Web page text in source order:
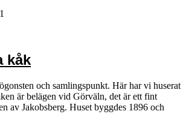
kåk
och samlingspunkt. Här har vi huserat
är belägen vid Görväln, det är ett fint
av Jakobsberg. Huset byggdes 1896 och